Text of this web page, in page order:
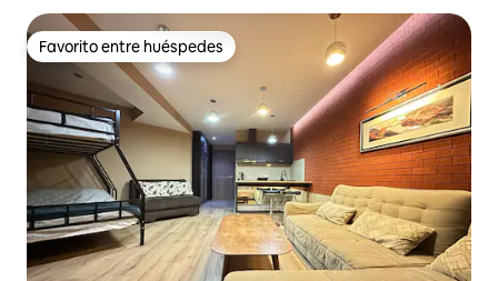
Favorito entre huéspedes
Favorito entre huéspedes